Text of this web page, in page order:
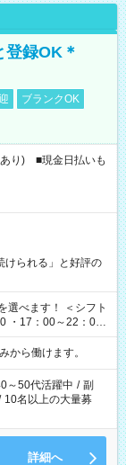
録OK＊
ブランクOK
り) ■現金日払いも
けられる」と好評の
・17：00～22：00
ど
から働けます。
～50代活躍中 / 副
10名以上の大量募
詳細へ